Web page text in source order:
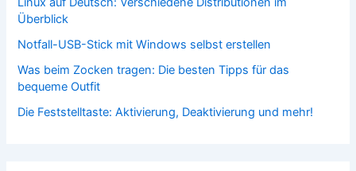
Überblick
Notfall-USB-Stick mit Windows selbst erstellen
Was beim Zocken tragen: Die besten Tipps für das
bequeme Outfit
Die Feststelltaste: Aktivierung, Deaktivierung und mehr!